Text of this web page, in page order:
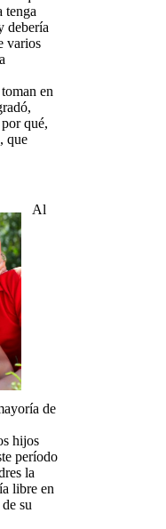
tenga
debería
varios
en
qué,
que
Al
de
hijos
período
la
libre en
su